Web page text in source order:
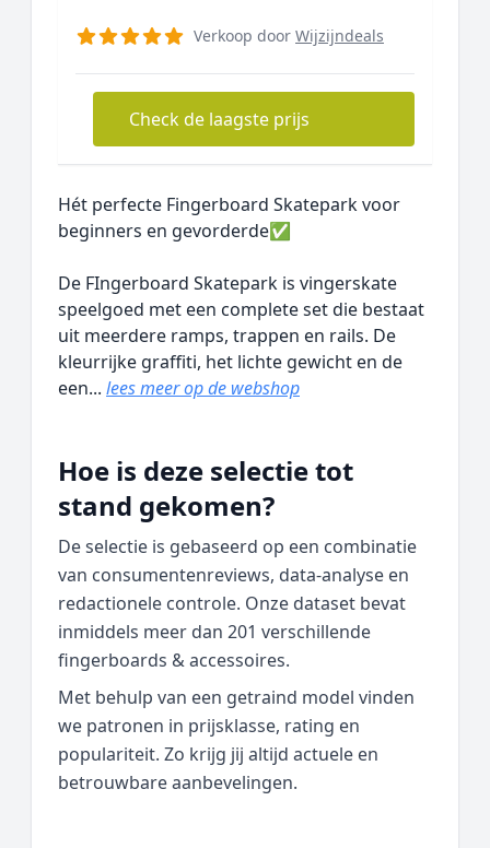
Verkoop door Wijzijndeals
Check de laagste prijs
Hét perfecte Fingerboard Skatepark voor
beginners en gevorderde✅
De FIngerboard Skatepark is vingerskate
speelgoed met een complete set die bestaat
uit meerdere ramps, trappen en rails. De
kleurrijke graffiti, het lichte gewicht en de
een... lees meer op de webshop
Hoe is deze selectie tot
stand gekomen?
De selectie is gebaseerd op een combinatie
van consumentenreviews, data‑analyse en
redactionele controle. Onze dataset bevat
inmiddels meer dan 201 verschillende
fingerboards & accessoires.
Met behulp van een getraind model vinden
we patronen in prijsklasse, rating en
populariteit. Zo krijg jij altijd actuele en
betrouwbare aanbevelingen.